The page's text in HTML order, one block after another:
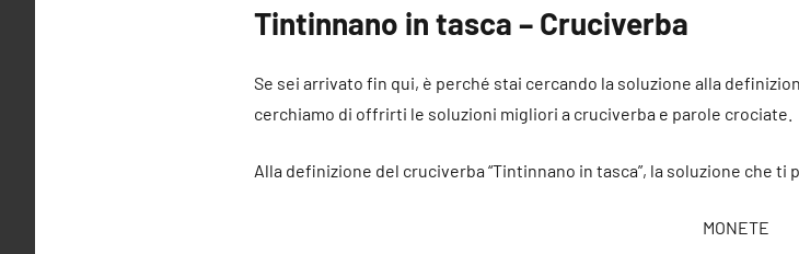
Tintinnano in tasca – Cruciverba
Se sei arrivato fin qui, è perché stai cercando la soluzione alla
cerchiamo di offrirti le soluzioni migliori a cruciverba e parole crociate.
Alla definizione del cruciverba “Tintinnano in tasca”, la soluzione che ti
MONETE